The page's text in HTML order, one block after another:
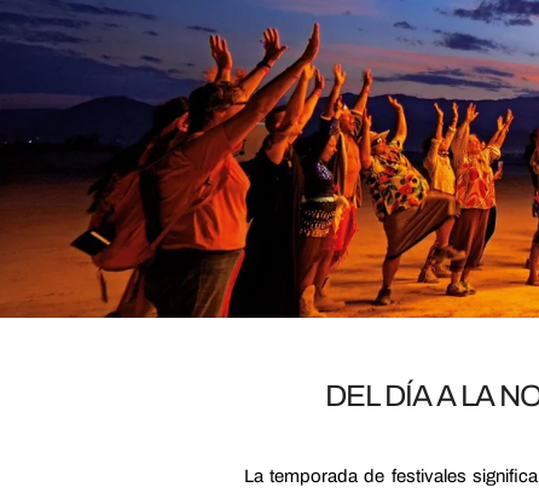
DEL DÍA A LA
La temporada de festivales